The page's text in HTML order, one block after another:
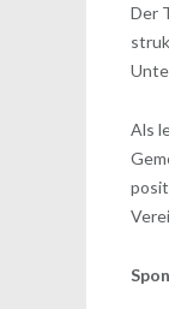
Der
Als